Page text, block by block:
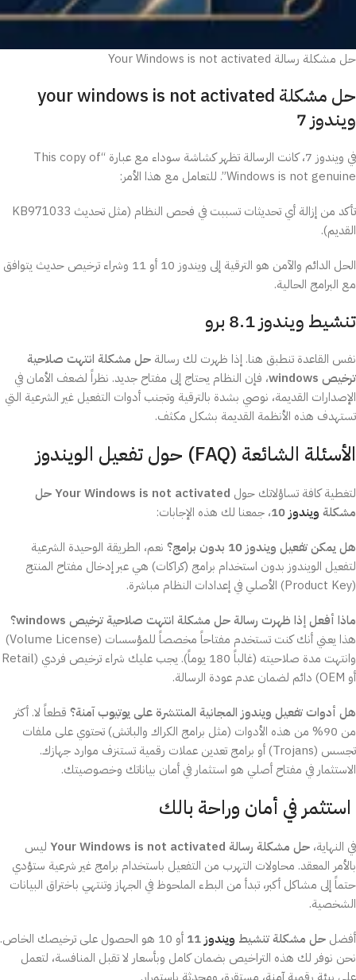
حل مشكلة رسالة Your Windows is not activated
حل مشكلة your windows is not activated
ويندوز 7
في ويندوز 7، كانت الرسالة تظهر كشاشة سوداء مع عبارة “This copy of
Windows is not genuine”. للتعامل مع هذا الأمر:
تأكد من إزالة أي تحديثات تسببت في فحص النظام (مثل تحديث KB971033
القديم).
الحل الدائم والآمن هو الترقية إلى ويندوز 10 أو 11 وشراء ترخيص حديث يتوافق
مع البرامج الحالية.
تنشيط ويندوز 8.1 برو
نفس القاعدة تنطبق هنا. إذا ظهرت لك رسالة حل مشكلة انتهت صلاحية
ترخيص windows
، فإن النظام يحتاج إلى مفتاح جديد. نظراً لضعف الأمان في
الإصدارات القديمة، نوصي بشدة بالترقية وتجنب أدوات التفعيل غير الشرعية التي
تستهدف هذه الأنظمة القديمة بشكل مكثف.
الأسئلة الشائعة (FAQ) حول تفعيل الويندوز
لتغطية كافة تساؤلاتك حول
Your Windows is not activated حل
مشكلة ويندوز
، جمعنا لك هذه الإجابات:
هل يمكن تفعيل ويندوز 10 بدون برامج؟
نعم، الطريقة الوحيدة الشرعية
لتفعيل الويندوز بدون استخدام برامج (كراكات) هي عبر إدخال مفتاح المنتج
(Product Key) الأصلي في إعدادات النظام مباشرة.
ماذا أفعل إذا ظهرت رسالة حل مشكلة انتهت صلاحية ترخيص windows؟
هذا يعني أنك كنت تستخدم مفتاحاً مخصصاً للمؤسسات (Volume License)
وانتهت مدة صلاحيته (غالباً 180 يوماً). يجب عليك شراء ترخيص فردي (Retail
أو OEM) دائم لضمان عدم عودة الرسالة.
هل أدوات تفعيل ويندوز المجانية المنتشرة على يوتيوب آمنة؟ قطعاً لا. أكثر
من 90% من هذه الأدوات (مثل برامج الكراك والباتش) تحتوي على ملفات
تجسس (Trojans) أو برامج تعدين عملات رقمية تستنزف موارد جهازك.
الاستثمار في مفتاح أصلي هو استثمار في أمان بياناتك وخصوصيتك.
استثمر في أمان وراحة بالك
في النهاية، حل مشكلة رسالة Your Windows is not activated
ليس
بالأمر المعقد. محاولات التهرب من التفعيل باستخدام برامج غير شرعية ستؤدي
حتماً إلى مشاكل أكبر، تبدأ من البطء الملحوظ في الجهاز وتنتهي باختراق البيانات
الشخصية.
أفضل حل مشكلة تنشيط ويندوز
أو 10 هو الحصول على ترخيصك الخاص.
نحن نوفر لك هذه التراخيص بضمان كامل وبأسعار لا تقبل المنافسة، لتعمل